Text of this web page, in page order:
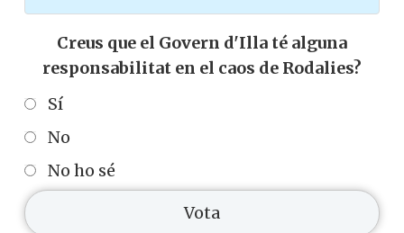
Creus que el Govern d'Illa té alguna
responsabilitat en el caos de Rodalies?
Sí
No
No ho sé